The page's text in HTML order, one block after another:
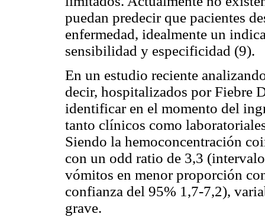
puedan predecir que pacientes
enfermedad, idealmente un
sensibilidad y especificidad (9).
En un estudio reciente
decir, hospitalizados por Fiebre
identificar en el momento del
tanto clínicos como
Siendo la hemoconcentración
con un odd ratio de 3,3
vómitos en menor proporción
confianza del 95% 1,7-7,2),
grave.